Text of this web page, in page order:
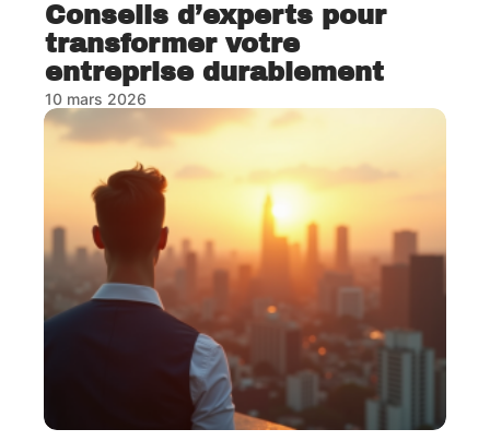
Conseils d’experts pour
transformer votre
entreprise durablement
10 mars 2026